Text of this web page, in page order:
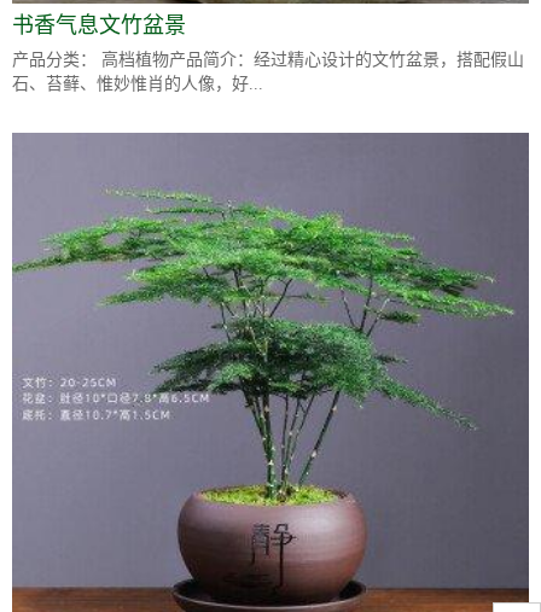
书香气息文竹盆景
产品分类： 高档植物产品简介：经过精心设计的文竹盆景，搭配假山
石、苔藓、惟妙惟肖的人像，好...